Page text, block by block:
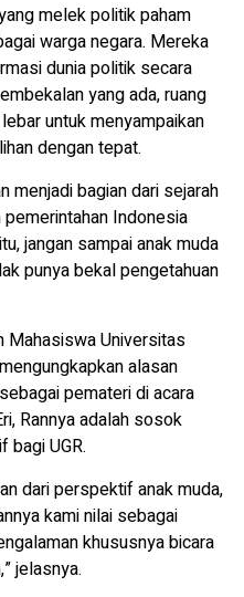
melek politik paham
warga negara. Mereka
dunia politik secara
yang ada, ruang
untuk menyampaikan
dengan tepat.
menjadi bagian dari sejarah
Indonesia
jangan sampai anak muda
punya bekal pengetahuan
Mahasiswa Universitas
alasan
pemateri di acara
Rannya adalah sosok
bagi UGR.
dari perspektif anak muda,
kami nilai sebagai
khususnya bicara
jelasnya.